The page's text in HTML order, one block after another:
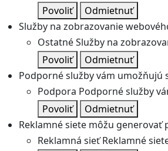
Povoliť
Odmietnuť
Služby na zobrazovanie
OstatnéSlužby na
Povoliť
Odmietnuť
Podporné služby vám
Podpora Podporné služby
Povoliť
Odmietnuť
Reklamné siete môžu
Reklamná sieť Reklamné